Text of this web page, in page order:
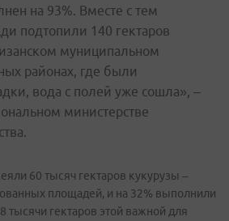
на 93%. Вместе с тем
подтопили 140 гектаров
муниципальном
районах, где были
вода с полей уже сошла», –
министерстве
60 тысяч гектаров кукурузы –
площадей, и на 32% выполнили
тысячи гектаров этой важной для